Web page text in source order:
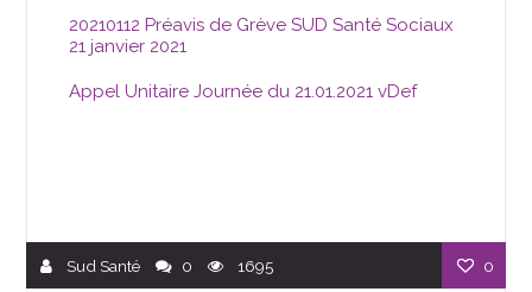
20210112 Préavis de Grève SUD Santé Sociaux
21 janvier 2021
Appel Unitaire Journée du 21.01.2021 vDef
Sud Santé 0 1695 0